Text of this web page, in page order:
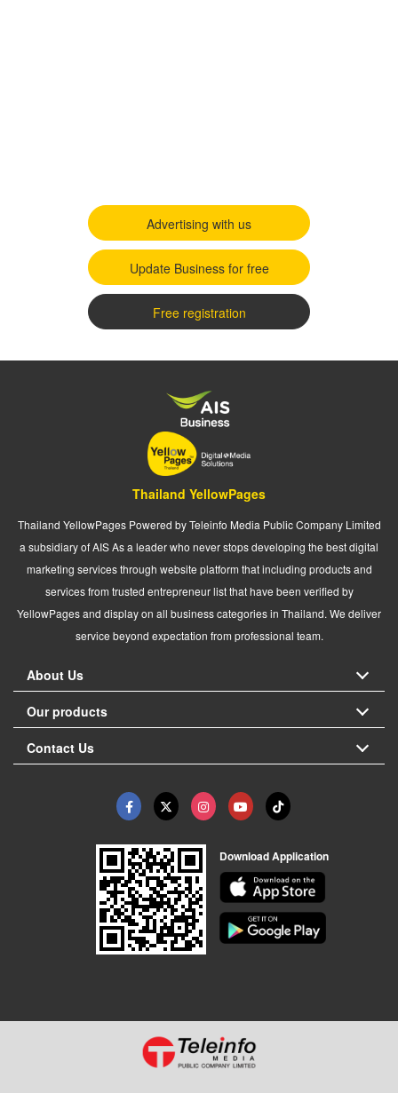
Advertising with us
Update Business for free
Free registration
Thailand YellowPages
Thailand YellowPages Powered by Teleinfo Media Public Company Limited
a subsidiary of AIS As a leader who never stops developing the best digital
marketing services through website platform that including products and
services from trusted entrepreneur list that have been verified by
YellowPages and display on all business categories in Thailand. We deliver
service beyond expectation from professional team.
About Us
Our products
Contact Us
Download Application